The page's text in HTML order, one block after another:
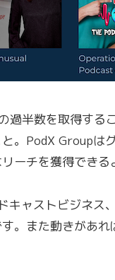
過半数を取得する
。PodX Group
ーチを獲得できる
キャストビジネス
。また動きがあれ